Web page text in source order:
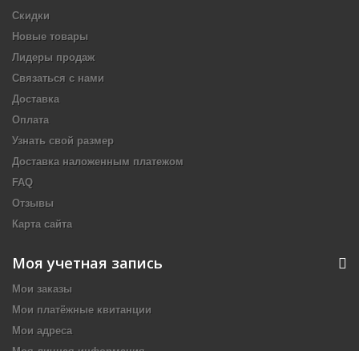
Скидки
Новые товары
Лидеры продаж
Связаться с нами
Доставка
Оплата
Узнать свой размер
Доставка наложенным платежом
FAQ
Отзывы
Карта сайта
Моя учетная запись
Мои заказы
Мои платёжные квитанции
Мои адреса